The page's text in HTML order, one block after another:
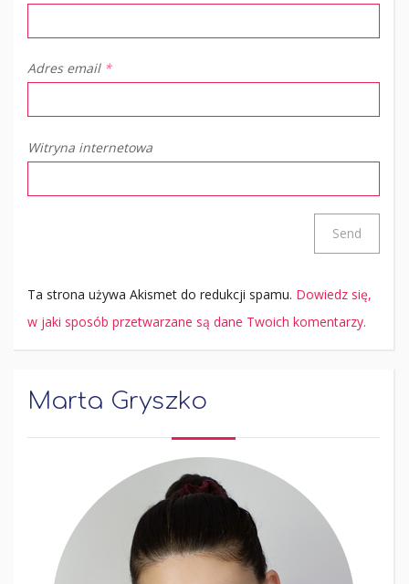
Marta Gryszko
Adres email *
Witryna internetowa
Ta strona używa Akismet do redukcji spamu. Dowiedz się,
w jaki sposób przetwarzane są dane Twoich komentarzy.